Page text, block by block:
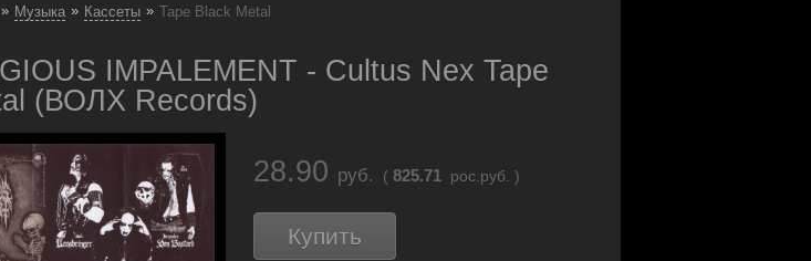
» Музыка » Кассеты » Tape Black Metal
IMPALEMENT - Cultus Nex Tape
(ВОЛХ Records)
28.90 руб. ( 825.71 рос.руб. )
Купить